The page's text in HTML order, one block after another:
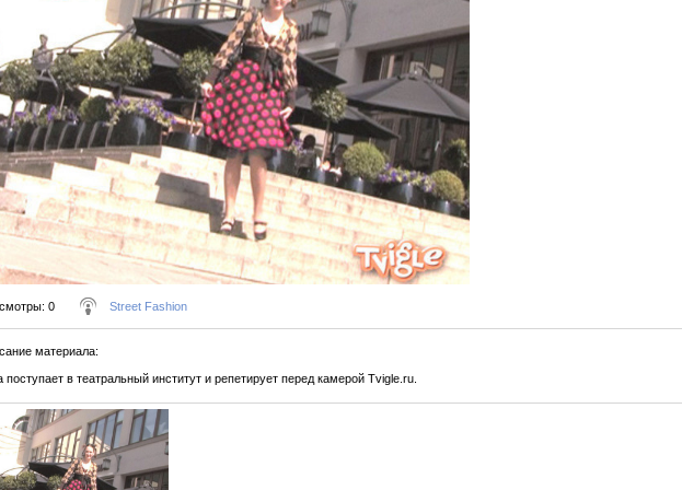
: 0 Street Fashion
материала:
поступает в театральный институт и репетирует перед камерой Tvigle.ru.